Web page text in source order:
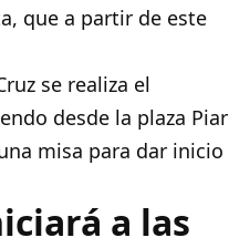
que a partir de este
se realiza el
desde la plaza Piar
misa para dar inicio
a las